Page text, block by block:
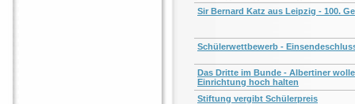
Sir Bernard Katz aus Leipzig - 100.
Schülerwettbewerb -
Das Dritte im Bunde - Albertiner
Einrichtung hoch halten
Stiftung vergibt Schülerpreis